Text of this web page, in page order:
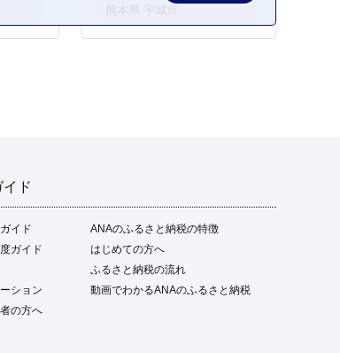
ド
イド
ANAのふるさと納税の特徴
ガイド
はじめての方へ
ふるさと納税の流れ
ション
動画でわかるANAのふるさと納税
の方へ